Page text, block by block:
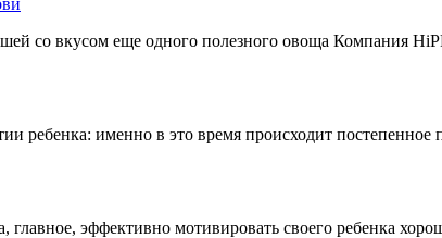
со вкусом еще одного полезного овоща Компания
ребенка: именно в это время происходит
эффективно мотивировать своего ребенка